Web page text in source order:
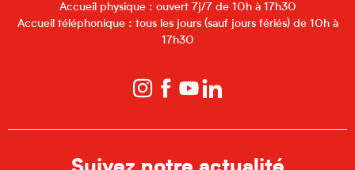
Accueil physique : ouvert 7j/7 de 10h à 17h30
Accueil téléphonique : tous les jours (sauf jours fériés) de 10h à
17h30